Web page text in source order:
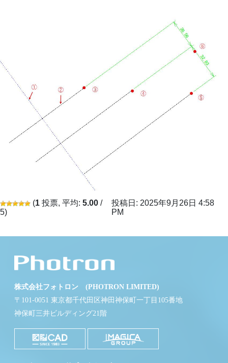
(1 投票, 平均: 5.00 /
5)
投稿日: 2025年9月26日 4:58
PM
株式会社フォトロン (PHOTRON LIMITED)
〒101-0051 東京都千代田区神田神保町一丁目105番地
神保町三井ビルディング21階